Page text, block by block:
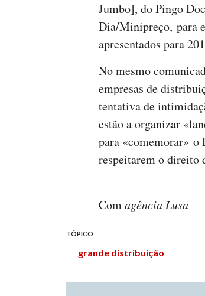
Jumbo], do Pingo
Dia/Minipreço, para
apresentados para
No mesmo
empresas de
tentativa de
estão a organizar
para «comemorar» o
respeitarem o direito
Comagência Lusa
TÓPICO
grande distribuição